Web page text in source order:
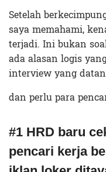
Setelah
saya memahami,
terjadi. Ini bukan
ada alasan logis
interview yang
dan perlu para
#1 HRD baru
pencari kerja